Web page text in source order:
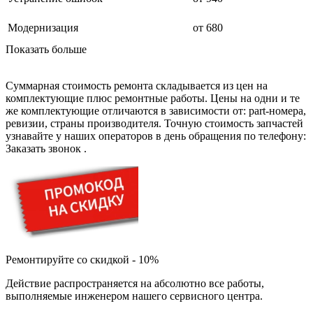
дисковых пил
диспенсеров
дисплеев
дистилляторов воды
дизельных горелок
дизельных генераторов
dj станций
dji goggles
док-станций
документ-камер
домашних кинотеатров
домофонов
дорожек для ходьбы
драйкулеров
дрелей для алмазного бурения
дрелей-шуруповертов
дрелей ударных
Модернизация
от 680
Показать больше
Суммарная стоимость ремонта складывается из цен на
комплектующие плюс ремонтные работы. Цены на одни и те
же комплектующие отличаются в зависимости от: part-номера,
ревизии, страны производителя. Точную стоимость запчастей
узнавайте у наших операторов в день обращения по телефону:
Заказать звонок .
Ремонтируйте со скидкой - 10%
Действие распространяется на абсолютно все работы,
выполняемые инженером нашего сервисного центра.